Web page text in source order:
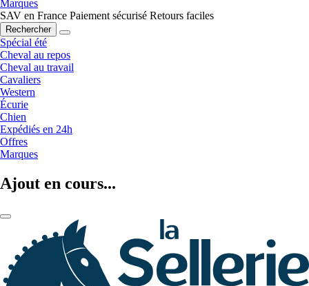
Marques
SAV en France Paiement sécurisé Retours faciles
Rechercher
Spécial été
Cheval au repos
Cheval au travail
Cavaliers
Western
Écurie
Chien
Expédiés en 24h
Offres
Marques
Ajout en cours...